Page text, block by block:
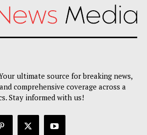
ultimate source for breaking news,
comprehensive coverage across a
Stay informed with us!